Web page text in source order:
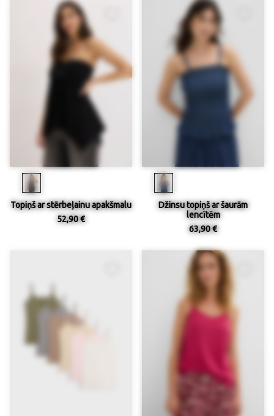
Topiņš ar stērbeļainu apakšmalu
52,90 €
Džinsu topiņš ar šaurām
lencītēm
63,90 €